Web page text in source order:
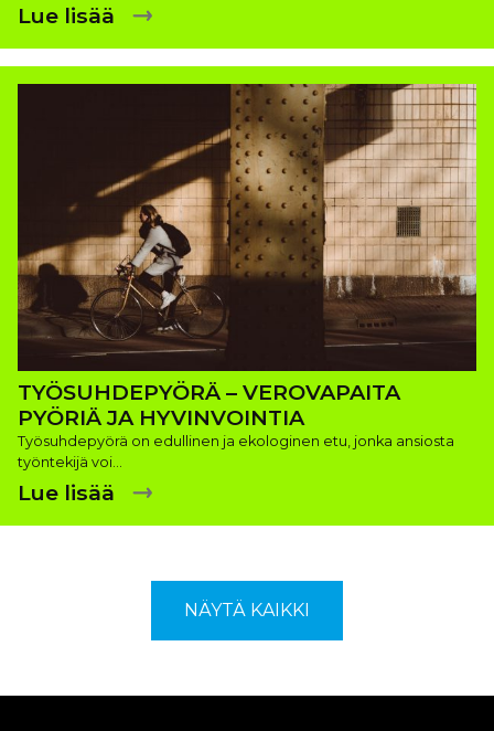
Lue lisää
TYÖSUHDEPYÖRÄ – VEROVAPAITA
PYÖRIÄ JA HYVINVOINTIA
Työsuhdepyörä on edullinen ja ekologinen etu, jonka ansiosta
työntekijä voi…
Lue lisää
NÄYTÄ KAIKKI